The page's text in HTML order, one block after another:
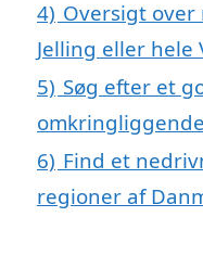
4) Oversigt
Jelling eller hele
5) Søg efter et
6) Find et
regioner af